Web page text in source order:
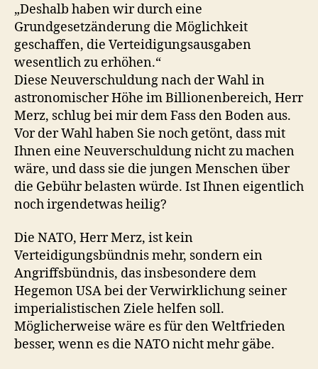
„Deshalb haben wir durch eine
Grundgesetzänderung die Möglichkeit
geschaffen, die Verteidigungsausgaben
wesentlich zu erhöhen.“
Diese Neuverschuldung nach der Wahl in
astronomischer Höhe im Billionenbereich, Herr
Merz, schlug bei mir dem Fass den Boden aus.
Vor der Wahl haben Sie noch getönt, dass mit
Ihnen eine Neuverschuldung nicht zu machen
wäre, und dass sie die jungen Menschen über
die Gebühr belasten würde. Ist Ihnen eigentlich
noch irgendetwas heilig?
Die NATO, Herr Merz, ist kein
Verteidigungsbündnis mehr, sondern ein
Angriffsbündnis, das insbesondere dem
Hegemon USA bei der Verwirklichung seiner
imperialistischen Ziele helfen soll.
Möglicherweise wäre es für den Weltfrieden
besser, wenn es die NATO nicht mehr gäbe.